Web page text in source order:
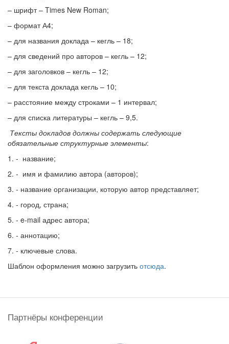
– шрифт – Times New Roman;
– формат А4;
– для названия доклада – кегль – 18;
– для сведений про авторов – кегль – 12;
– для заголовков – кегль – 12;
– для текста доклада кегль – 10;
– расстояние между строками – 1 интервал;
– для списка литературы – кегль – 9,5.
Тексты докладов должны содержать следующие
обязательные структурные элементы:
1. - название;
2. - имя и фамилию автора (авторов);
3. - название организации, которую автор представляет;
4. - город, страна;
5. - e-mail адрес автора;
6. - аннотацию;
7. - ключевые слова.
Шаблон оформления можно загрузить отсюда.
Партнёры конференции